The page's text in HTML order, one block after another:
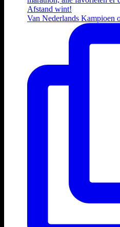
Van Nederlands Kampioen